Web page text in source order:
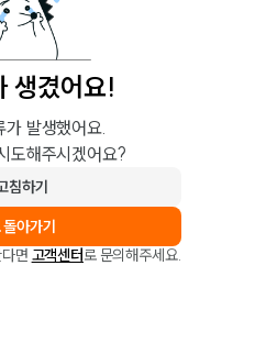
생겼어요!
가 발생했어요.
도해주시겠어요?
침하기
아가기
면 고객센터로 문의해주세요.